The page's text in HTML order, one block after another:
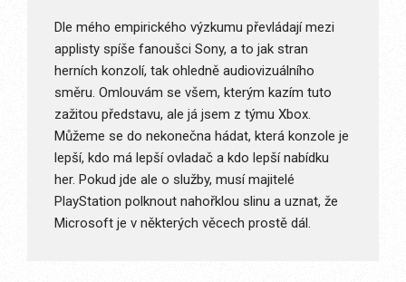
Dle mého empirického výzkumu převládají mezi
applisty spíše fanoušci Sony, a to jak stran
herních konzolí, tak ohledně audiovizuálního
směru. Omlouvám se všem, kterým kazím tuto
zažitou představu, ale já jsem z týmu Xbox.
Můžeme se do nekonečna hádat, která konzole je
lepší, kdo má lepší ovladač a kdo lepší nabídku
her. Pokud jde ale o služby, musí majitelé
PlayStation polknout nahořklou slinu a uznat, že
Microsoft je v některých věcech prostě dál.